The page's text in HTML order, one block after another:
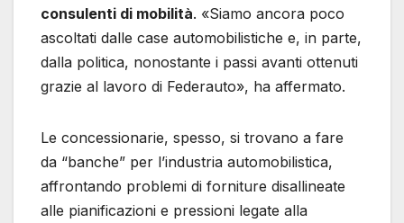
consulenti di mobilità. «Siamo ancora poco
ascoltati dalle case automobilistiche e, in parte,
dalla politica, nonostante i passi avanti ottenuti
grazie al lavoro di Federauto», ha affermato.
Le concessionarie, spesso, si trovano a fare
da “banche” per l’industria automobilistica,
affrontando problemi di forniture disallineate
alle pianificazioni e pressioni legate alla